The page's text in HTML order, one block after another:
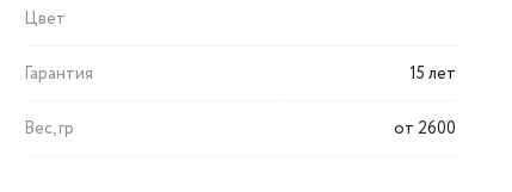
Цвет
Гарантия 15 лет
Вес, гр от 2600